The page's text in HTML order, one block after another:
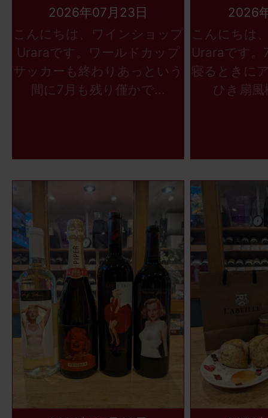
2026年07月23日
こんにちは、ワインショップ
Uraraです。ワールドカップ
サッカーも終わりあっという
間に7月も残り僅かで...
2026
こんにちは
Uraraです。
寝るときに
ひき扇